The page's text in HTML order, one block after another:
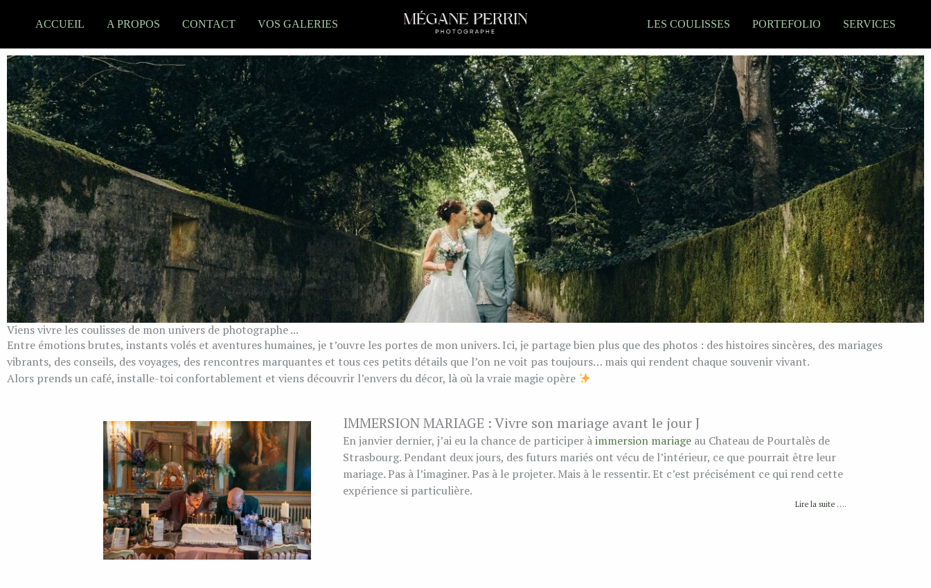
ACCUEIL A PROPOS CONTACT VOS GALERIES LES COULISSES PORTEFOLIO SERVICES
Viens vivre les coulisses de mon univers de photographe ...
Entre émotions brutes, instants volés et aventures humaines, je t’ouvre les portes de mon univers. Ici, je partage bien plus que des photos : des histoires sincères, des mariages
vibrants, des conseils, des voyages, des rencontres marquantes et tous ces petits détails que l’on ne voit pas toujours… mais qui rendent chaque souvenir vivant.
Alors prends un café, installe-toi confortablement et viens découvrir l’envers du décor, là où la vraie magie opère
IMMERSION MARIAGE : Vivre son mariage avant le jour J
En janvier dernier, j’ai eu la chance de participer àimmersion mariage au Chateau de Pourtalès de
Strasbourg. Pendant deux jours, des futurs mariés ont vécu de l’intérieur, ce que pourrait être leur
mariage. Pas à l’imaginer. Pas à le projeter. Mais à le ressentir. Et c’est précisément ce qui rend cette
expérience si particulière.
Lire la suite ….